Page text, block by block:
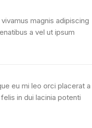
magnis adipiscing
a vel ut ipsum
eu mi leo orci placerat a
in dui lacinia potenti